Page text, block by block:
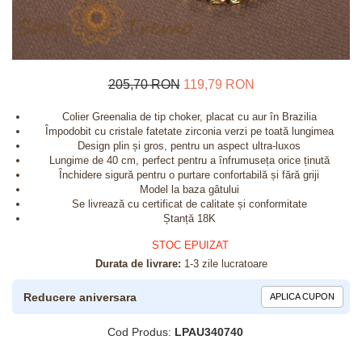
205,70 RON 119,79 RON
Colier Greenalia de tip choker, placat cu aur în Brazilia
Împodobit cu cristale fatetate zirconia verzi pe toată lungimea
Design plin și gros, pentru un aspect ultra-luxos
Lungime de 40 cm, perfect pentru a înfrumuseța orice ținută
Închidere sigură pentru o purtare confortabilă și fără griji
Model la baza gâtului
Se livrează cu certificat de calitate și conformitate
Ștanță 18K
STOC EPUIZAT
Durata de livrare: 1-3 zile lucratoare
Reducere aniversara APLICA CUPON
Cod Produs: LPAU340740